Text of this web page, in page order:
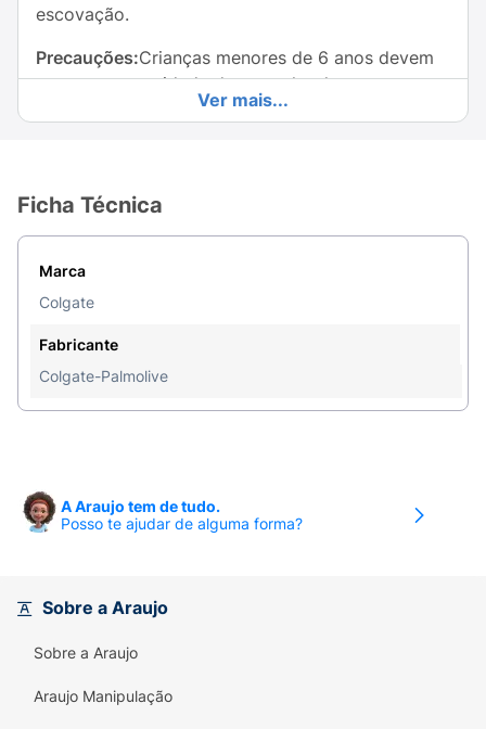
escovação.
Precauções:Crianças menores de 6 anos devem
usar uma quantidade do tamanho de uma gota
com supervisão de um adulto para minimizar a
Ver mais...
Ficha Técnica
Marca
Colgate
Fabricante
Colgate-Palmolive
A Araujo tem de tudo.
Posso te ajudar de alguma forma?
Sobre a Araujo
Sobre a Araujo
Araujo Manipulação